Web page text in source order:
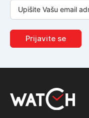
Prijavite se